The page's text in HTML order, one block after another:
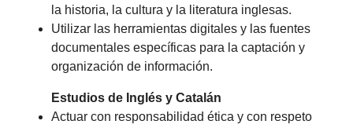
la historia, la cultura y la literatura inglesas.
Utilizar las herramientas digitales y las fuentes
documentales específicas para la captación y
organización de información.
Estudios de Inglés y Catalán
Actuar con responsabilidad ética y con respeto